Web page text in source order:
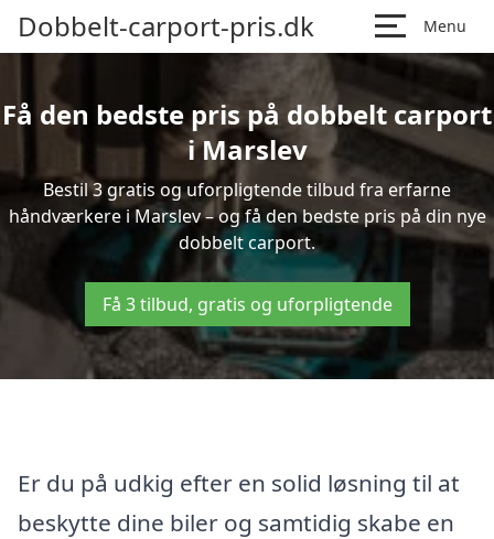
Dobbelt-carport-pris.dk Menu
Få den bedste pris på dobbelt carport
i Marslev
Bestil 3 gratis og uforpligtende tilbud fra erfarne
håndværkere i Marslev – og få den bedste pris på din nye
dobbelt carport.
Få 3 tilbud, gratis og uforpligtende
Er du på udkig efter en solid løsning til at
beskytte dine biler og samtidig skabe en